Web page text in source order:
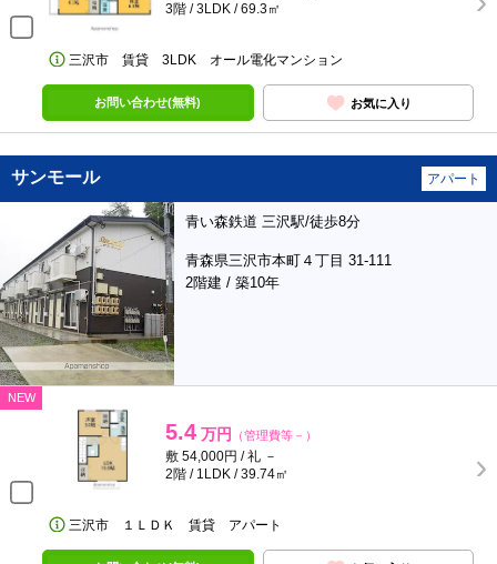
3階 / 3LDK / 69.3㎡
三沢市 賃貸 3LDK オール電化マンション
お問い合わせ(無料) お気に入り
サンモール アパート
青い森鉄道 三沢駅/徒歩8分
青森県三沢市本町４丁目 31-111
2階建 / 築10年
NEW
5.4 万円 （管理費等－）
敷 54,000円 / 礼 －
2階 / 1LDK / 39.74㎡
三沢市 １ＬＤＫ 賃貸 アパート